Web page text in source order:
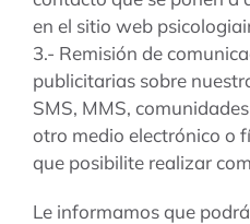
en el sitio web
3.- Remisión de
publicitarias sobre
SMS, MMS,
otro medio electrónico o
que posibilite realizar
Le informamos que